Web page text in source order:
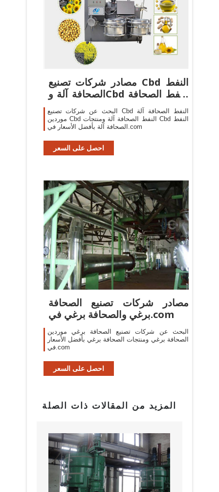
مصادر شركات تصنيع Cbd النفط
الصحافة آلة وCbd النفط الصحافة
البحث عن شركات تصنيع Cbd النفط الصحافة آلة
موردين Cbd النفط الصحافة آلة ومنتجات Cbd النفط
الصحافة آلة بأفضل الأسعار في.com
احصل على السعر
مصادر شركات تصنيع الصحافة
برغي والصحافة برغي في.com
البحث عن شركات تصنيع الصحافة برغي موردين
الصحافة برغي ومنتجات الصحافة برغي بأفضل الأسعار
في.com
احصل على السعر
المزيد من المقالات ذات الصلة